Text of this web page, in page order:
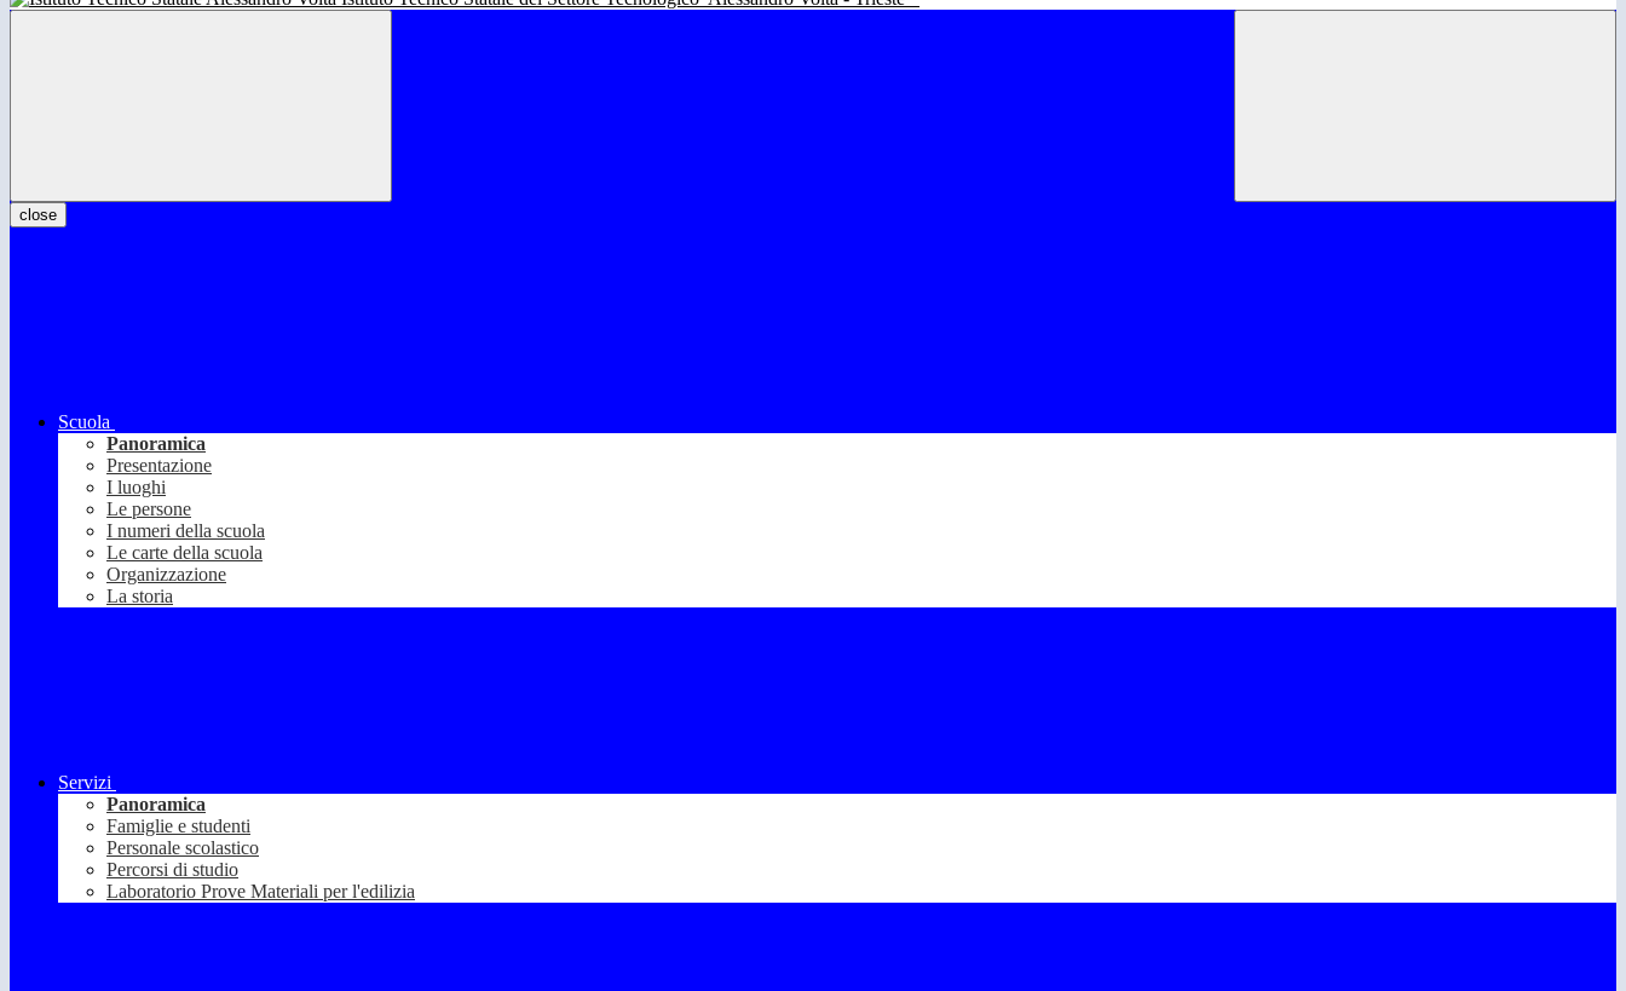
close
Scuola
Panoramica
Presentazione
I luoghi
Le persone
I numeri della scuola
Le carte della scuola
Organizzazione
La storia
Servizi
Panoramica
Famiglie e studenti
Personale scolastico
Percorsi di studio
Laboratorio Prove Materiali per l'edilizia